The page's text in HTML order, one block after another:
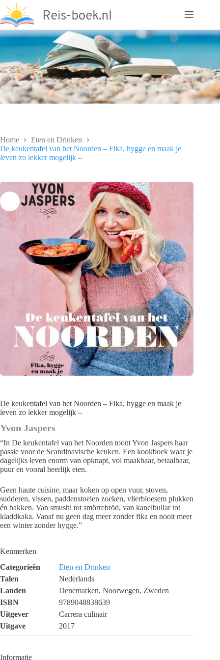
naar
de
inhoud
Home
Eten en Drinken
De keukentafel van het Noorden – Fika, hygge en maak je
leven zo lekker mogelijk –
De keukentafel van het Noorden – Fika, hygge en maak je
leven zo lekker mogelijk –
Yvon Jaspers
“In De keukentafel van het Noorden toont Yvon Jaspers haar
passie voor de Scandinavische keuken. Een kookboek waar je
dagelijks leven enorm van opknapt, vol maakbaar, betaalbaar,
puur en vooral heerlijk eten.
Geen haute cuisine, maar koken op open vuur, stoven,
sudderen, vissen, paddenstoelen zoeken, vlierbloesem plukken
én bakken. Van smushi tot smörrebröd, van kanelbullar tot
kladdkaka. Vanaf nu geen dag meer zonder fika en nooit meer
een winter zonder hygge.”
Kenmerken
Categorieën
Eten en Drinken
Talen
Nederlands
Landen
Denemarken, Noorwegen, Zweden
ISBN
9789048838639
Uitgever
Carrera culinair
Uitgave
2017
Informatie